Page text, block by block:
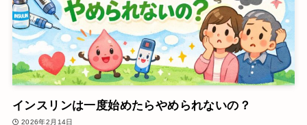
インスリンは一度始めたらやめられないの？
2026年2月14日